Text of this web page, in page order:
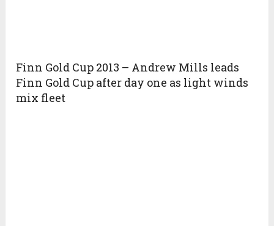
Finn Gold Cup 2013 – Andrew Mills leads
Finn Gold Cup after day one as light winds
mix fleet